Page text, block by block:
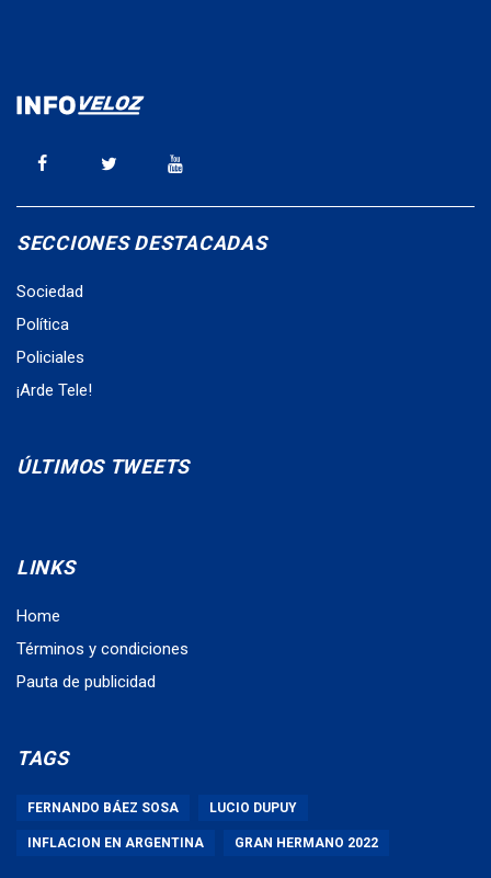
SECCIONES DESTACADAS
Sociedad
Política
Policiales
¡Arde Tele!
ÚLTIMOS TWEETS
LINKS
Home
Términos y condiciones
Pauta de publicidad
TAGS
FERNANDO BÁEZ SOSA LUCIO DUPUY
INFLACION EN ARGENTINA GRAN HERMANO 2022